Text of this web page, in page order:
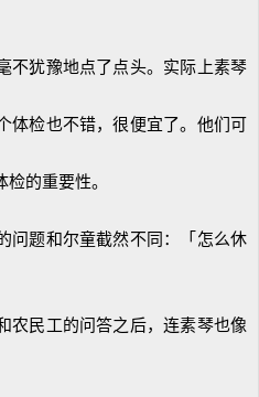
犹豫地点了点头。实际上素琴
体检也不错，很便宜了。他们可
的重要性。
题和尔童截然不同：「怎么休
民工的问答之后，连素琴也像